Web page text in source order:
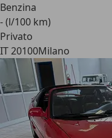
Benzina
- (l/100 km)
Privato
IT 20100Milano